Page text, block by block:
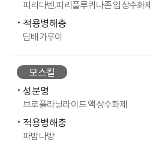
피리다벤.피리플루퀴나존 입상수화제
적용병해충
담배가루이
모스킬
성분명
브로플라닐라이드 액상수화제
적용병해충
파밤나방